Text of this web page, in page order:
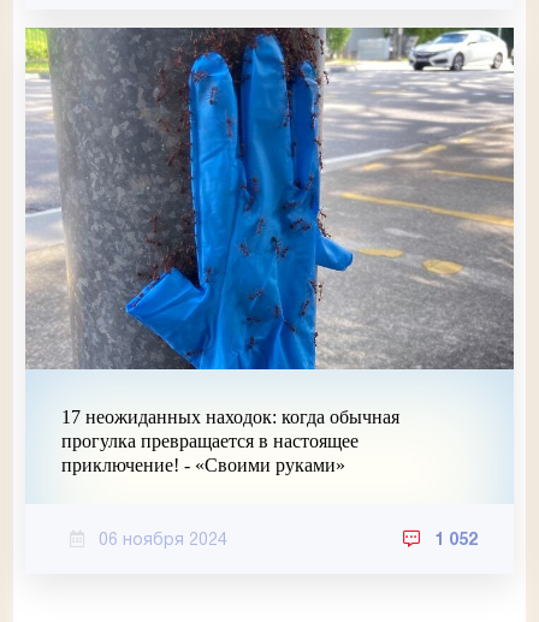
17 неожиданных находок: когда обычная
прогулка превращается в настоящее
приключение! - «Своими руками»
06 ноября 2024 1 052